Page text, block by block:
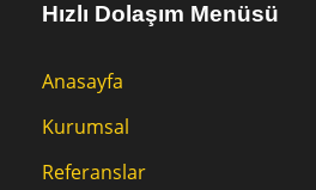
Hızlı Dolaşım Menüsü
Anasayfa
Kurumsal
Referanslar